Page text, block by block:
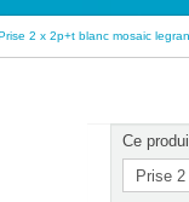
2 x 2p+t blanc mosaic
Ce